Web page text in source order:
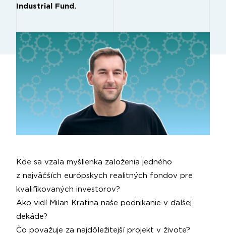
Industrial Fund.
Kde sa vzala myšlienka založenia jedného
z najväčších európskych realitných fondov pre
kvalifikovaných investorov?
Ako vidí Milan Kratina naše podnikanie v ďalšej
dekáde?
Čo považuje za najdôležitejší projekt v živote?